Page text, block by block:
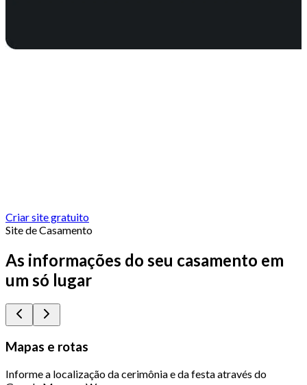
Criar site gratuito
Site de Casamento
As informações do seu casamento em
um só lugar
Mapas e rotas
Informe a localização da cerimônia e da festa através do